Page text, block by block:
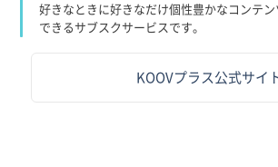
好きなときに好きなだけ個性豊かなコンテン
できるサブスクサービスです。
KOOVプラス公式サイ